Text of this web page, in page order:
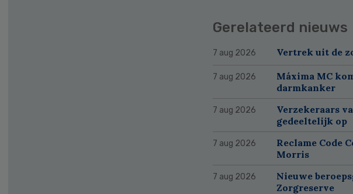
Gerelateerd nieuws
7 aug 2026 Vertrek uit de
7 aug 2026
Máxima MC
darmkanker
7 aug 2026
Verzekeraars
gedeeltelijk op
7 aug 2026
Reclame Code
Morris
7 aug 2026
Nieuwe
Zorgreserve